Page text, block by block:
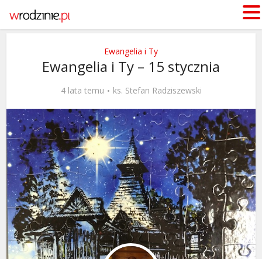
Ewangelia i Ty
Ewangelia i Ty – 15 stycznia
4 lata temu ks. Stefan Radziszewski